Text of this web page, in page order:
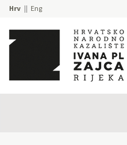
Hrv Eng